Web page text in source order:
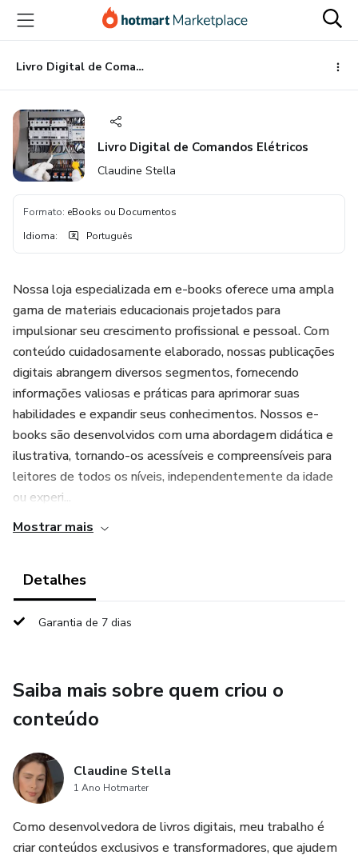
para
conteúdo
principal
para
pagamento
para
rodapé
Livro Digital de Comandos Elétricos
Livro Digital de Comandos Elétricos
Claudine Stella
Formato: eBooks ou Documentos
Idioma: Português
Nossa loja especializada em e-books oferece uma ampla
gama de materiais educacionais projetados para
impulsionar seu crescimento profissional e pessoal. Com
conteúdo cuidadosamente elaborado, nossas publicações
digitais abrangem diversos segmentos, fornecendo
informações valiosas e práticas para aprimorar suas
habilidades e expandir seus conhecimentos. Nossos e-
books são desenvolvidos com uma abordagem didática e
ilustrativa, tornando-os acessíveis e compreensíveis para
leitores de todos os níveis, independentemente da idade
ou experi...
Mostrar mais
Detalhes
Garantia de 7 dias
Saiba mais sobre quem criou o
conteúdo
Claudine Stella
1 Ano Hotmarter
Como desenvolvedora de livros digitais, meu trabalho é
criar conteúdos exclusivos e transformadores, que ajudem